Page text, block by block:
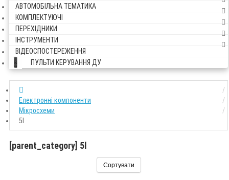
АВТОМОБІЛЬНА ТЕМАТИКА
КОМПЛЕКТУЮЧІ
ПЕРЕХІДНИКИ
ІНСТРУМЕНТИ
ВІДЕОСПОСТЕРЕЖЕННЯ
ПУЛЬТИ КЕРУВАННЯ ДУ
Електронні компоненти
Мікросхеми
5l
[parent_category] 5l
Сортувати